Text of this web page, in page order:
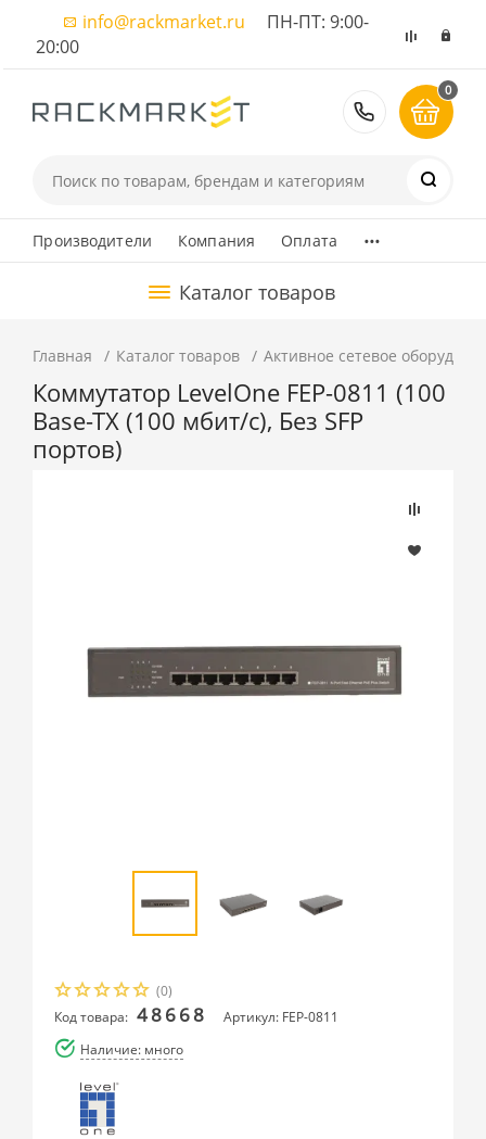
info@rackmarket.ru ПН-ПТ: 9:00-
20:00
8 (495)
0
Производители Компания Оплата ...
Каталог товаров
Главная Каталог товаров Активное сетевое
Коммутатор LevelOne FEP-0811 (100
Base-TX (100 мбит/с), Без SFP
портов)
(0)
Код товара: 48668
Артикул: FEP-0811
Наличие: много